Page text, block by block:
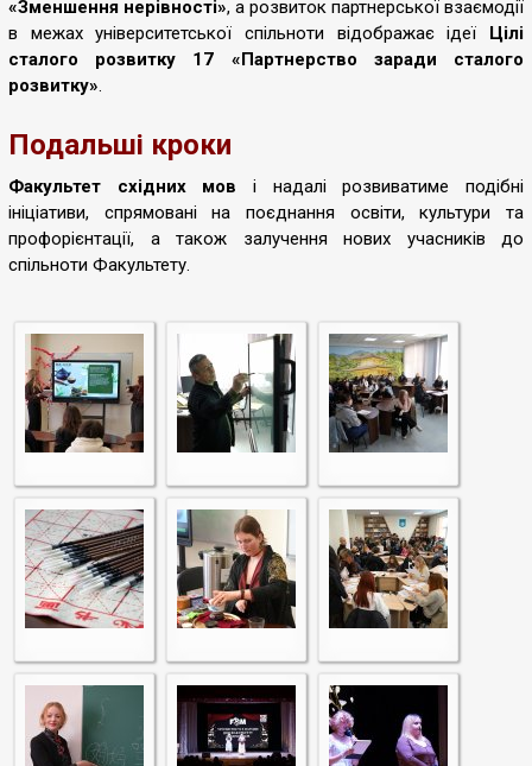
«Зменшення нерівності», а розвиток партнерської взаємодії
в межах університетської спільноти відображає ідеї Цілі
сталого розвитку 17 «Партнерство заради сталого
розвитку».
Подальші кроки
Факультет східних мов і надалі розвиватиме подібні
ініціативи, спрямовані на поєднання освіти, культури та
профорієнтації, а також залучення нових учасників до
спільноти Факультету.